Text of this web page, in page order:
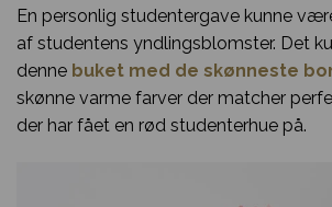
En personlig studentergave kunne
af studentens yndlingsblomster. Det
denne buket med de skønneste
skønne varme farver der matcher
der har fået en rød studenterhue på.